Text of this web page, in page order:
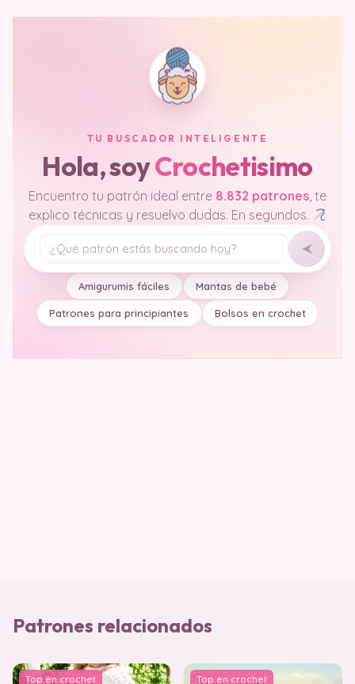
TU BUSCADOR INTELIGENTE
Hola, soyCrochetisimo
Encuentro tu patrón ideal entre 8.832 patrones, te
explico técnicas y resuelvo dudas. En segundos.
Tu pregunta
Amigurumis fáciles Mantas de bebé
Patrones para principiantes Bolsos en crochet
Patrones relacionados
Top en crochet Top en crochet